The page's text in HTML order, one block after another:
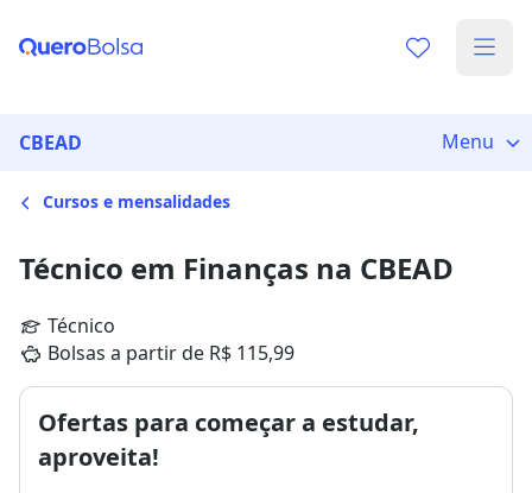
CBEAD Menu
Cursos e mensalidades
Técnico em Finanças na CBEAD
Técnico
Bolsas a partir de R$ 115,99
Ofertas para começar a estudar,
aproveita!